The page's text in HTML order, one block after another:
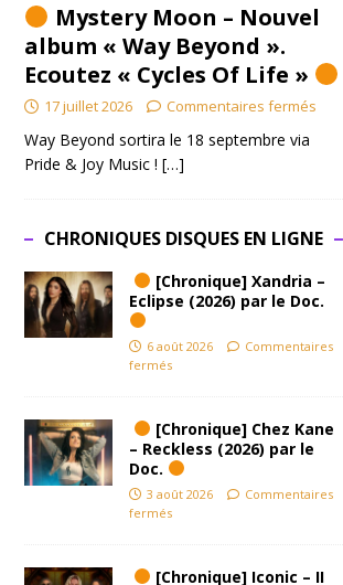
Mystery Moon – Nouvel
album « Way Beyond ».
Ecoutez « Cycles Of Life »
17 juillet 2026 Commentaires fermés
Way Beyond sortira le 18 septembre via
Pride & Joy Music ! […]
CHRONIQUES DISQUES EN LIGNE
[Chronique] Xandria –
Eclipse (2026) par le Doc.
6 août 2026
Commentaires
fermés
[Chronique] Chez Kane
– Reckless (2026) par le
Doc.
3 août 2026
Commentaires
fermés
[Chronique] Iconic – II